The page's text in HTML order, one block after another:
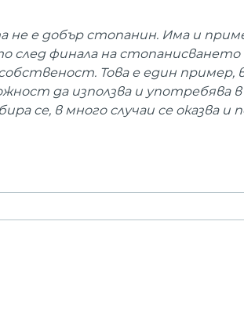
е добър стопанин. Има и
след финала на
Това е един пример,
да използва и употребява
се, в много случаи се оказва и